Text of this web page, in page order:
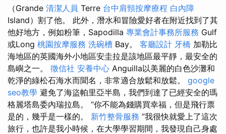
（Grande 清潔人員 Terre 台中肩頸按摩療程 白內障
Island）割了他。 此外，潛水和冒險愛好者在附近找到了其
他好地方，例如粉筆，Sapodilla 專業會計事務所服務 Gulf
或Long 桃園按摩服務 洗碗槽 Bay。 客廳設計 牙橋 加勒比
海地區的英國海外小地區安圭拉是該地區最平靜，最安全的
島嶼之一。 徵信社 安養中心 Anguilla以美麗的白色沙灘和
乾淨的綠松石海水而聞名，非常適合放鬆和放鬆。 google
seo教學 避免了海盜帕里亞半島，我們到達了已經安全的瑪
格麗塔島委內瑞拉島。 “你不能為錢購買幸福，但是飛行票
是的，幾乎是一樣的。 新竹整骨服務 ”我很快就愛上了這次
旅行，也許是我小時候，在大學學習期間，我發現自己身處